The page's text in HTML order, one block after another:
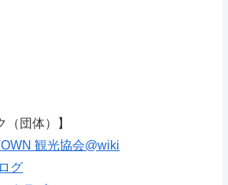
（団体）】
観光協会@wiki
グ